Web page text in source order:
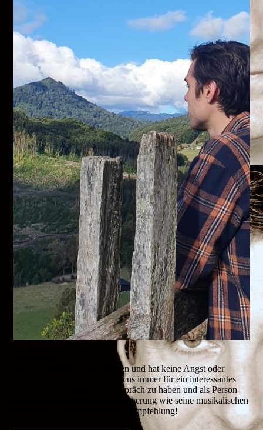
Man hat einfach Lust zu singen und hat keine Angst oder
Nervosität. Außerdem ist Marcus immer für ein interessantes
und abwechslungsreiches Gespräch zu haben und als Person
mindestens genauso eine Bereicherung wie seine musikalischen
Kenntnisse. Von mir eine klare Empfehlung!